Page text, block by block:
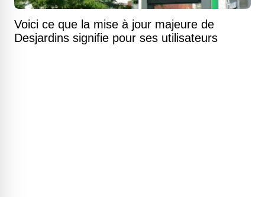
Voici ce que la mise à jour majeure de
Desjardins signifie pour ses utilisateurs